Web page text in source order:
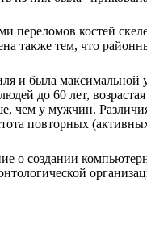
переломов костей
также тем, что
и была максимальной
до 60 лет,
чем у мужчин.
повторных
о создании